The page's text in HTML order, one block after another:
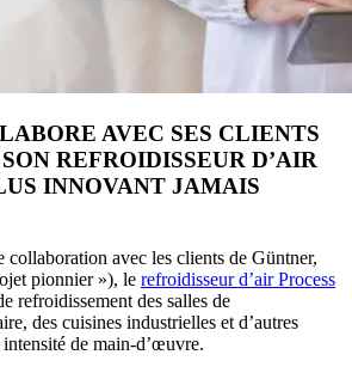
AVEC SES CLIENTS
REFROIDISSEUR D’AIR
INNOVANT JAMAIS
collaboration avec les clients de Güntner,
pionnier »), le refroidisseur d’air Process
refroidissement des salles de
des cuisines industrielles et d’autres
de main-d’œuvre.